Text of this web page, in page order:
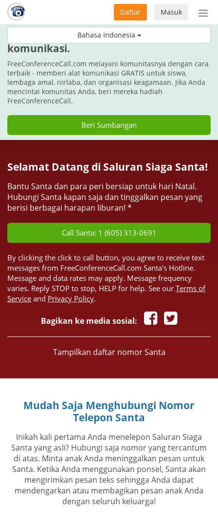
Bahasa Indonesia
Masuk
Daftar
Untuk liburan kali ini, beri hadiah
komunikasi.
FreeConferenceCall.com melayani komunitasnya dengan cara
terbaik - memberi alat komunikasi GRATIS untuk siswa,
lembaga amal, nirlaba, dan organisasi keagamaan. Jika Anda
mencintai komunitas Anda, beri mereka hadiah
FreeConferenceCall.
Beri Sumbangan
Selamat Datang di Saluran Siaga Santa!
Bantu Santa dan para peri bersiap untuk hari Natal.
Hubungi Santa kapan saja dan tinggalkan pesan yang
berisi berbagai harapan liburan! *
Call Santa: 1 (605) 313-0691
By clicking the click to call button, you agree to receive text
messages from FreeConferenceCall.com Santa's Hotline.
Message and data rates may apply. Message frequency
varies. Reply STOP to stop, HELP for help. See our Terms of
Service and Privacy Policy.
Bagikan ke media sosial:
Tampilkan daftar nomor Santa
Mudah Saja Menghubungi Nomor
Telepon Santa
Inikah kali pertama Anda menelepon Saluran Siaga
Santa yang asli? Hubungi saja nomor yang tercantum
di atas. Minta anak Anda meninggalkan pesan untuk
Santa. Ketika Anda menggunakan ponsel, Santa akan
mengirimkan pesan teks sehingga Anda dapat
mendengarkan atau membagikan pesan anak Anda
dengan seluruh keluarga!